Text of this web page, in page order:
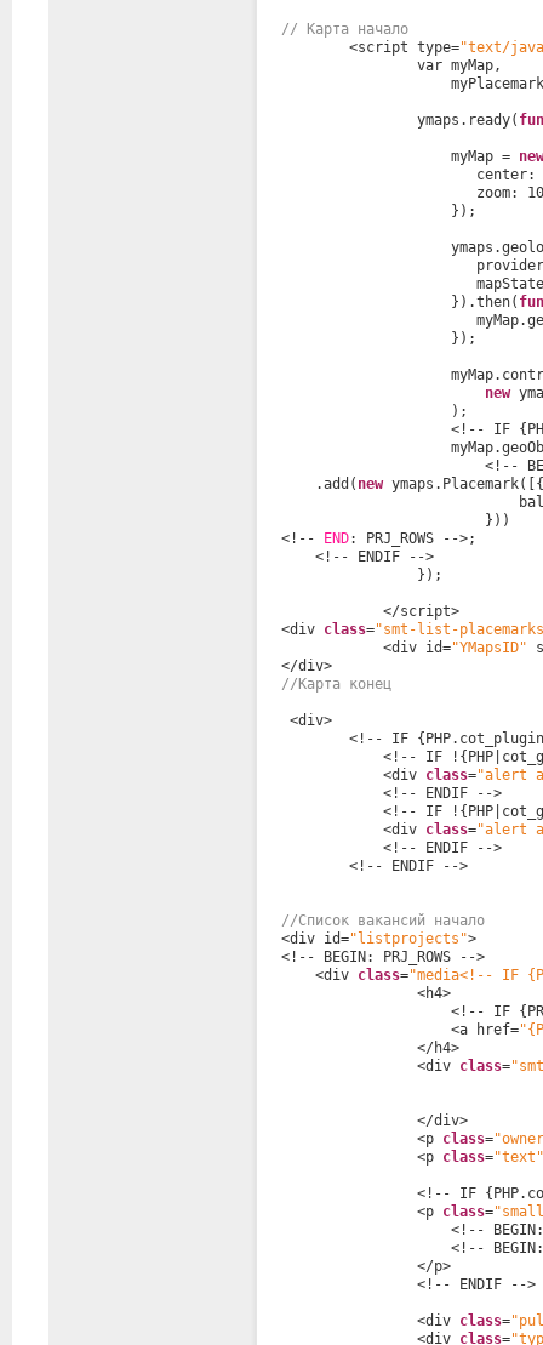
// Карта начало
<script type="text/
var myMap,
ymaps.ready(
myMap = new
center:
zoom: 10
});
}).then(
});
new
);
<!-- IF
<!--
.add( new
}))
<!--
END: PRJ_ROWS -->;
<!-- ENDIF -->
});
</script>
<div class="smt-list-
<div id="YMapsID"
</div>
//Карта конец
<div>
<!-- IF
<!-- IF
<div class="alert
<!-- ENDIF -->
<!-- IF
<div class="alert
<!-- ENDIF -->
<!-- ENDIF -->
//Список вакансий начало
<div id="listprojects">
<!-- BEGIN: PRJ_ROWS -->
<div class="media<!-- IF
<h4>
<!-- IF
<a href=
</h4>
<div class=
</div>
<p class=
<p class="text"
<!-- IF
<p class=
<!--
<!-- BEGIN:
</p>
<!-- ENDIF -->
<div class=
<div class=